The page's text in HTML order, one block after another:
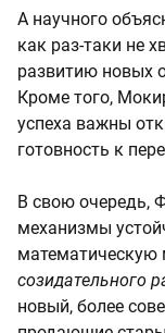
А научного
как раз-таки не
развитию новых
Кроме того,
успеха важны
готовность к
В свою очередь,
механизмы
математическую
созидательного
новый, более